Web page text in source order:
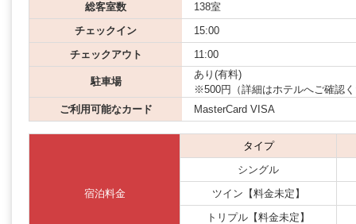
総客室数
138室
チェックイン
15:00
チェックアウト
11:00
駐車場
あり(有料)
※500円（詳細はホテルへご確認
ご利用可能なカード
MasterCard VISA
宿泊料金
タイプ
シングル
ツイン【料金未定】
トリプル【料金未定】